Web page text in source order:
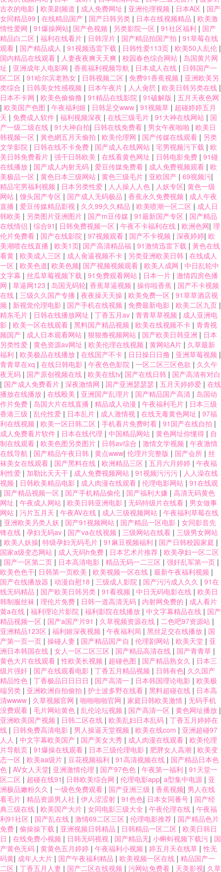
吉衣的电影 | 欧美剧频道 | 成人免费网址 | 亚洲伦理视频 | 日本A区 | 国产
女同精品99 | 在线精品国产 | 国产日韩另类 | 日本在线视频精品 | 欧美激
情性爱网 | 91爆操网站| 国产色视频 | 另类影院一区 | 91社区福利 | 国产
精品白二区 | 福利在线看片 | 日韩淫片 | 国产精品拍国产拍 | 91草莓在线
观看 | 国产精品成人 | 91视频迅雷下载 | 日韩性爱113页 | 欧美50人乱伦 |
国内精品在线观看 | 人妻夜夜爽天天爽 | 校园春色综合网站 | 岛国黄片网
址 | 亚洲成年人电影网 | 香蕉福利视频导航 | 日本成人在线 | 日韩国产一
区二区 | 91哈尔滨老熟女 | 日韩视频二区 | 免费91香蕉视频 | 亚洲欧美另
类综合 | 日韩美女性感视频 | 日本午夜片 | 人人肏屄 | 欧美日韩另类在线 |
日本不卡网 | 欧美色偷偷撸 | 91精品在线影院 | 91破解版 | 五月天夜色网
| 欧美国产色图 | 午夜福利姬 | 日韩足交www | 91视频草 | 超碰婷婷五月
天 | 免费成人软件 | 福利视频深夜 | 在线三级毛片 | 91大神在线网站 | 国
产一级二级在线 | 91大神自拍| 日韩在线免费看 | 男女午夜啪啪 | 欧美日
韩视频一区 | 黃色網五月天偷拍 | 欧美伦理网 | 国产传媒在线观看 | 另类
文学影院 | 日韩在线不卡免费 | 国产成人在线网站 | 宅男视频污下载 | 欧
美日韩免费看片 | 强干日韩欧美 | 在线看黄色网址 | 日韩电影免费 | 91碰
在线播放 | 国产成人内射无码 | 爱豆传媒免费看 | 成人免费视频观看 | 欧
美极品一区 | 黄色日本三级网站 | 黄色三级毛片 | 亚欧国产 | 69视频污|
精品宅男福利视频 | 日本另类性爱 | 人人操人人色 | 人妖专区| 黄色一级
网站 | 馒头国产专区 | 国产成人无码极品 | 香蕉永久免费视频 | 成人午夜
直播 | 爱豆传媒精品影视 | 久久99久久精品 | 欧美喷潮一区二区 | 成人日
韩欧美 | 另类图片亚洲图片 | 国产m豆传媒 | 91最新国产专区 | 国产精品
在线情侣 | 综合91 | 日韩免费视频一区 | 午夜不卡福利在线 | 欧洲色网| 理
伦片免费看 | 国产在线影院 | 97视频观看 | 国产不卡视频 | 深夜婷婷| 欧
美潮喷在线直播 | 欧美1页| 国产高清精品福 | 91激情迅雷下载 | 黃色在线
看黄 | 欧美成人三区 | 成人肏逼视频不卡 | 另类亚洲欧美日韩 | 在线成人
一区 | 欧美色道| 欧美色频| 国产视频视频观看 | 欧美人成网 | 中日乱轮中
文字幕 | 丝瓜草莓视频下载 | 91免费观看网站 | 日本一片 | 激情四房色播
网 | 草逼网123 | 岛国无码轮| 香蕉草逼视频 | 操你啦香蕉 | 国产不卡视频
在线 | 三级久久国产专播 | 夜夜操天天操 | 欧美免费一区 | 91草草酒店视
频 | 新视觉伦理电影 | 国产手机在线视频 | 免费最新电影 | 欧美二区九页 |
精东毛片 | 日韩在线播放网址 | 丁香五月av | 青青草草视频 | 成人亚洲电
影 | 欧美一区在线观看 | 黑料国产精品视频 | 欧美在线视频不卡 | 青青视
频国产 | 成人日本观看网站 | 狠狠撸视频网站 | 国产欧美日韩亚洲 | 日本
另类性爱 | 黄色资源av网址 | 欧美伦理在线视频 | 黄网站A片 | 久草最新
福利 | 欧美极品在线播放 | 在线国产不卡 | 日日操日日撸 | 亚洲草莓视频 |
青青草在xq | 在线日韩电影 | 午夜色色影院 | 一区二区三区色欲 | 久久午
夜无码 | 国产原创视频在线 | 欧美在线tv| 国产在线日韩 | 国产高清有对白
| 国产成人免费看片 | 深夜激情网 | 国产亚洲瑟瑟瑟 | 五月天婷婷爱 | 在线
播放在线播放 | 在线殴美 | 亚洲国产乱理片 | 国产精品国产高清 | 岛国动
作片免费 | 岛国大片在线直播 | 精品成人动漫 | 午夜福利毛片 | 日本三级
香港三级 | 乱伦性爱 | 日本乱片 | 成人激情视 | 在线无毒黄色网址 | 97福
利在线视频 | 欧美一区日韩二区 | 手机看片免费时看 | 91国产在线自拍 |
成人免费看片软件 | 日本在线代理 | 中国精品网站 | 黄色网址你懂得 | 自
制在线观看 | 欧美色图另类图片 | 日韩av综合 | 激情文学视频 | 午夜激情
在线导航 | 国产精品午夜日韩 | 黄点www| 伦理片完整版 | 国产会所 | 丝
袜美女在线观看 | 国产黑料在线 | 欧洲精品三区 | 五月六月婷婷 | 午夜福
利性爱 | 加勒比天天干 | 成人免费视频网站 | 91视频污污污 | 人人澡在线
视频 | 日韩欧美精品电影 | 成人肉漫在线观看 | 伦理电影网站 | 91在线观
| 国产精品视频一区 | 国产手机精品偷伦 | 国产福利大嫌 | 高清无码黄色
网址 | 午夜成人网站 | 欧美日韩亚洲电影 | 无码特级片在线看 | 男女做事
网站 | 污片五月天 | 午夜AV在线 | 成人三级视频网站 | 午夜福利草莓在线
| 亚洲欧美叧类人妖 | 国产91视频网站 | 国产精品一区电影 | 女同影音先
锋在线 | 孕妇无码av | 国产va在线视频 | 三级网站在线看 | 三级男女网站
| 欧美人妖操| 特级孕妇无码毛片 | 91麻豆视频福利 | 国产日韩校园家庭 |
国家a级变态网站 | 成人无码h免费 | 日本艺术片推荐 | 欧美孕妇一区二区
| 国产一区第二页 | 日本高清电影 | 精品无码一二三区 | 强奸乱军第一页 |
欧美色色干| 日韩第一页欧美 | 欧美视频一区在线 | 最新午夜福利视频 |
国产在线播放器 | 动漫自慰18 | 三级成人影院 | 国产污污成人久久 | 91在
线无码精品 | 国产欧美日韩另类 | 91看视频 | 中日无码电影在线 | 欧美日
韩制服丝袜 | 理伦片免费 | 日韩一道高清无码 | 内射网免费的 | 成人看片
黄a在线 | 福利理论片影院 | 福利影院在线播放 | 中文字幕精品在线 | 国产
精品视频一区 | 国产a国产片91 | 久草视频资源在线 | 二色吧97资源站 |
亚洲精品123区 | 福利姬深夜视频 | 午夜福利局 | 黑丝足交在线播放 | 国
产第一页一页 | 操碰人妻 | 国产精品国产自 | 伦理剧网站 | 欧美天堂 | 亚
洲日本韩国在线 | 女人一区二区三区 | 国产精品高清在线 | 国产青青草 |
黄色大片在线观看 |性欧美长视频 | 超碰色图 | 国产精品熟女久 | 日本三
级片强奸 | 国产在线观看电影 | 丁香五月精品视频 | 日韩有色| 久久国产
精品性色 | 丁香极品日日日日 | 国产高清一 | 日本韩国理论电影 | 欧美极
端另类 | 亚洲欧洲自拍偷拍 | 护士波多野在线看 | 黑料超碰在线 | 日本高
清wwww | 久草视频官网 | 啪啪啪啪官网 | 家庭日韩欧美激情 | 无码手机
没费观看 | 毛片网站黄色 | 乱伦论坛视频 | 国产高清一区 | 黄色网址播放 |
亚洲欧美国产视频 | 日韩二区在线 | 欧美乱妇日本乱码 | 丁香五月婷婷在
线 | 日韩免费高清电影 | 男人操逼天堂视频 | 欧美在线com | 亚洲超碰97
人人 | 中文字幕欧美国产 | 国产美女大秀 | 成人肉漫在线观看 | 欧美伦理
片导航页 | 91爆操在线观看 | 日本三级伦理电影 | 肥胖女人高潮 | 欧美变
态一区 | 欧美aa级片 | 豆花视频福利 | 91高清视频在线 | 国产精品日本色
色 | AV女人天堂| 亚洲激情伦理 | 国产97色色 | 午夜第一福利 | 91天堂一
区二区 | 超碰在线91 | 日韩欧美综合网 | 伦理电影app| a型集中电源 | 亚
洲极品嫩粉久久 | 一级色免费观看 | 国产亚洲三级 | 香蕉视频| 男人在线
看毛片 | 精品资源男人社 | 伊人涩涩射 | 91色色| 日本女同番号 | 国产经
典三级在线 | 欧美国产大片 | 女同电影三级大全 | 午夜伦理在线 | 午夜福
利91社区 | 国产乱在线 | 激情69二区三区 | 伦理电影推荐 | 国产精品色片
免费 | 偷操操下载 | 亚洲视频日韩精品 | 日韩精品一区二区 | 欧美日韩日
日 | 在线免费小视频 | 日韩无码视视 | 国产精品无| 小蝌蚪视频下载污 | 国
产黄色无码 | 黄黄色五月婷婷 | 午夜福利小视频 | 婷五月天在线草 |性无
码黄| 成年人大片 | 国产午夜福利精品 | 欧美视频一区在线 | 精品国产一
二区 | 丁香五月人妻 | 国产二区在线视频 | 污网站免费看 | 天美影视| 久草